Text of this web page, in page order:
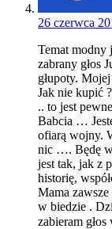
26 czerwca
Temat modny
zabrany głos
głupoty.
Jak nie kupić
.. to jest
Babcia …
ofiarą wojny.
nic …. Będę
jest tak, jak z
historię,
Mama
w biedzie .
zabieram